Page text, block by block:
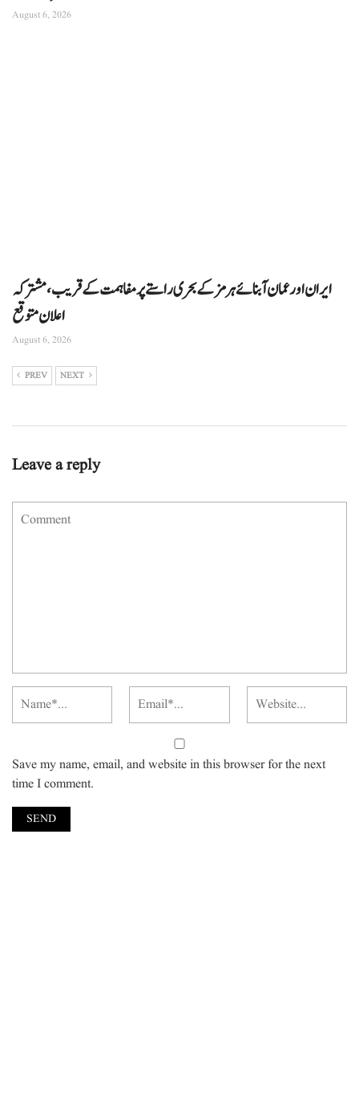
August 6, 2026
ایران اور عمان آبنائے ہرمز کے بحری راستے پر مفاہمت کے قریب، مشترکہ
اعلان متوقع
August 6, 2026
PREV NEXT
Leave a reply
Save my name, email, and website in this browser for the next
time I comment.